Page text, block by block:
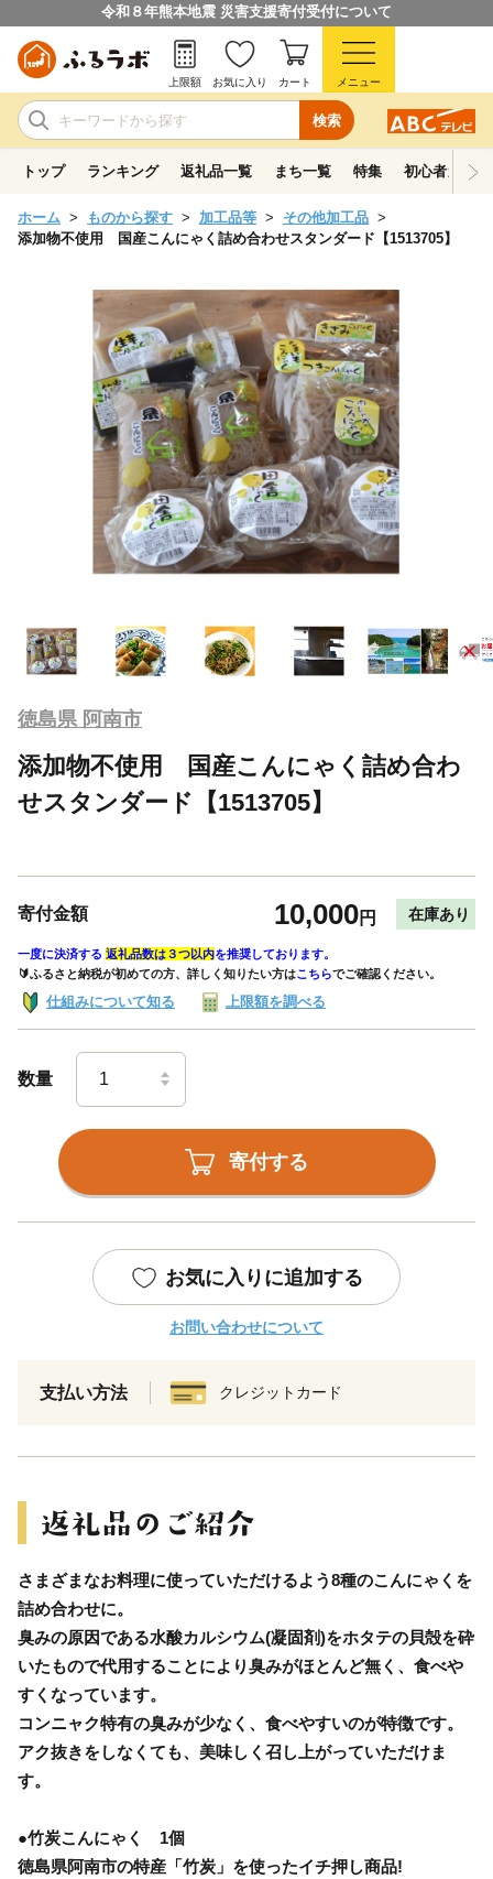
令和８年熊本地震 災害支援寄付受付について
検索
上限額 お気に入り カート メニュー
トップ ランキング 返礼品一覧 まち一覧 特集 初心者ガイド
ホーム ものから探す 加工品等
その他加工品
添加物不使用 国産こんにゃく詰め合わせスタンダード【1513705】
徳島県 阿南市
添加物不使用 国産こんにゃく詰め合わ
せスタンダード【1513705】
寄付金額 10,000円 在庫あり
一度に決済する 返礼品数は３つ以内を推奨しております。
🔰ふるさと納税が初めての方、詳しく知りたい方はこちらでご確認ください。
仕組みについて知る 上限額を調べる
数量
寄付する
お気に入りに追加する
お問い合わせについて
支払い方法 クレジットカード
さまざまなお料理に使っていただけるよう8種のこんにゃくを
詰め合わせに。
臭みの原因である水酸カルシウム(凝固剤)をホタテの貝殻を砕
いたもので代用することにより臭みがほとんど無く、食べや
すくなっています。
コンニャク特有の臭みが少なく、食べやすいのが特徴です。
アク抜きをしなくても、美味しく召し上がっていただけま
す。
●竹炭こんにゃく 1個
徳島県阿南市の特産「竹炭」を使ったイチ押し商品!